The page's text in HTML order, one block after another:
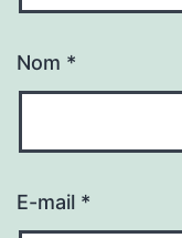
Nom *
E-mail *